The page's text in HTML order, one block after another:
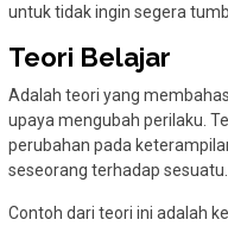
untuk tidak ingin segera
Teori Belajar
Adalah teori yang
upaya mengubah perilaku.
perubahan pada
seseorang terhadap sesuatu.
Contoh dari teori ini adalah